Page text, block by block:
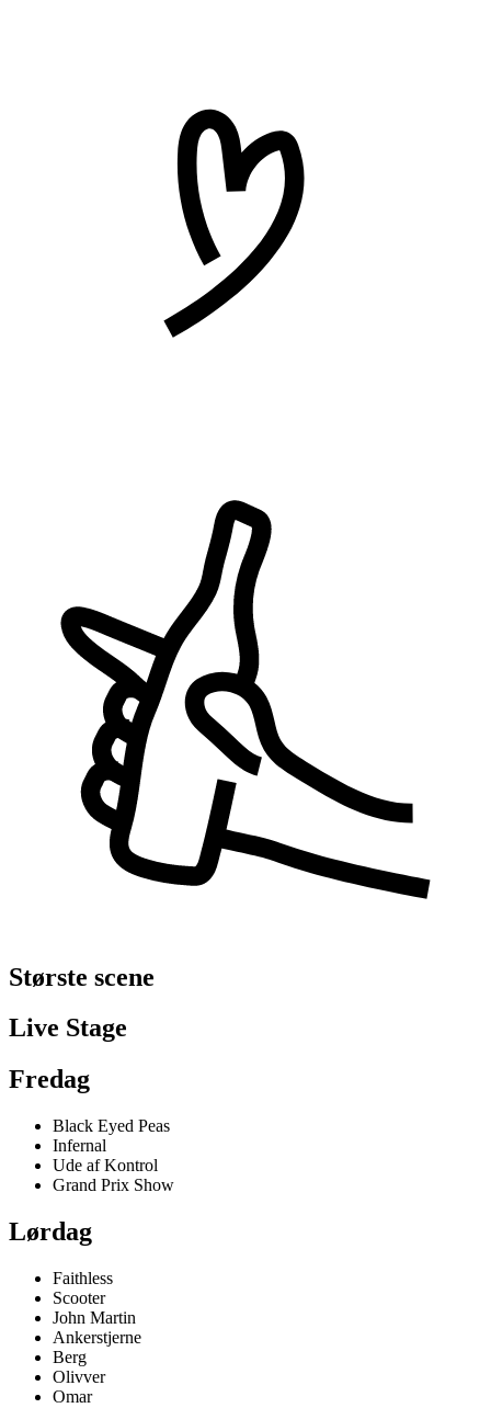
Største scene
Live Stage
Fredag
Black Eyed Peas
Infernal
Ude af Kontrol
Grand Prix Show
Lørdag
Faithless
Scooter
John Martin
Ankerstjerne
Berg
Olivver
Omar